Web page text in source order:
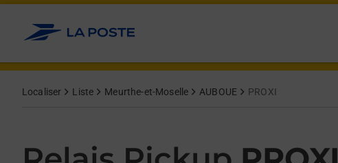
Allez au contenu
Localiser Liste Meurthe-et-Moselle AUBOUE PROXI
Day of the WeekHours
Get directions to Relais Pickup at 9 RUE DES MARTYRS AUBOUE,
lien s'ouvre dans un nouvel onglet